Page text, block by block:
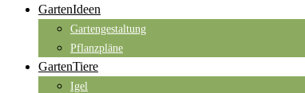
GartenIdeen
Gartengestaltung
Pflanzpläne
GartenTiere
Igel